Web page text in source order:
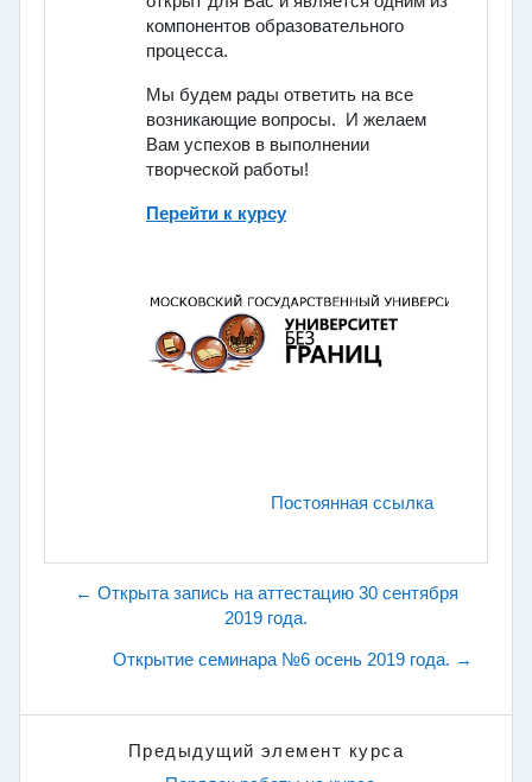
компонентов образовательного
процесса.
Мы будем рады ответить на все
возникающие вопросы. И желаем
Вам успехов в выполнении
творческой работы!
Перейти к курсу
Постоянная ссылка
← Открыта запись на аттестацию 30 сентября
2019 года.
Открытие семинара №6 осень 2019 года. →
Предыдущий элемент курса